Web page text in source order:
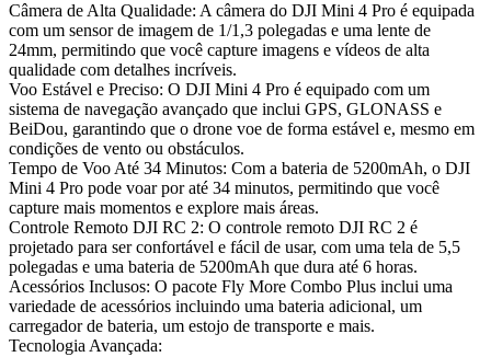
Câmera de Alta Qualidade: A câmera do DJI Mini 4 Pro é equipada
com um sensor de imagem de 1/1,3 polegadas e uma lente de
24mm, permitindo que você capture imagens e vídeos de alta
qualidade com detalhes incríveis.
Voo Estável e Preciso: O DJI Mini 4 Pro é equipado com um
sistema de navegação avançado que inclui GPS, GLONASS e
BeiDou, garantindo que o drone voe de forma estável e, mesmo em
condições de vento ou obstáculos.
Tempo de Voo Até 34 Minutos: Com a bateria de 5200mAh, o DJI
Mini 4 Pro pode voar por até 34 minutos, permitindo que você
capture mais momentos e explore mais áreas.
Controle Remoto DJI RC 2: O controle remoto DJI RC 2 é
projetado para ser confortável e fácil de usar, com uma tela de 5,5
polegadas e uma bateria de 5200mAh que dura até 6 horas.
Acessórios Inclusos: O pacote Fly More Combo Plus inclui uma
variedade de acessórios incluindo uma bateria adicional, um
carregador de bateria, um estojo de transporte e mais.
Tecnologia Avançada: